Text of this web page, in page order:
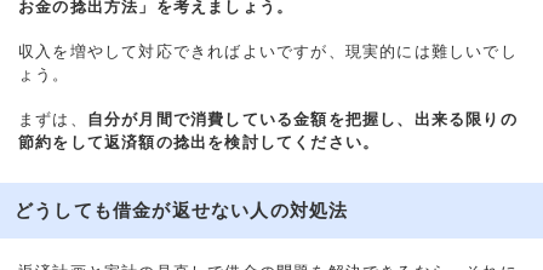
お金の捻出方法」を考えましょう。
収入を増やして対応できればよいですが、現実的には難しいでし
ょう。
まずは、 自分が月間で消費している金額を把握し、出来る限りの
節約をして返済額の捻出を検討してください。
どうしても借金が返せない人の対処法